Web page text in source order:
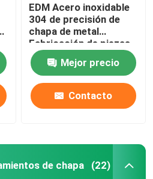
EDM Acero inoxidable
304 de precisión de
chapa de metal
Fabricación de piezas
de corte por láser
Mejor precio
Contacto
de chapa (22)